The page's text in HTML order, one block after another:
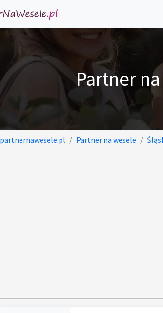
Partner
partnernawesele.pl Partner na wesele